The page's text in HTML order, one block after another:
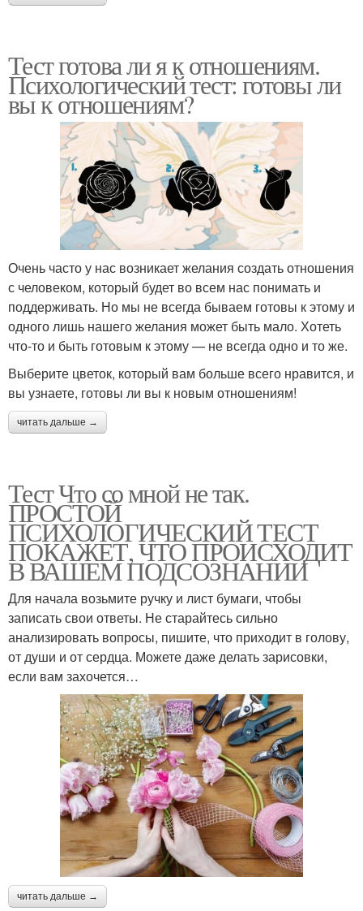
Тест готова ли я к отношениям.
Психологический тест: готовы ли
вы к отношениям?
Очень часто у нас возникает желания создать отношения
с человеком, который будет во всем нас понимать и
поддерживать. Но мы не всегда бываем готовы к этому и
одного лишь нашего желания может быть мало. Хотеть
что-то и быть готовым к этому — не всегда одно и то же.
Выберите цветок, который вам больше всего нравится, и
вы узнаете, готовы ли вы к новым отношениям!
читать дальше →
Тест Что со мной не так.
ПРОСТОЙ
ПСИХОЛОГИЧЕСКИЙ ТЕСТ
ПОКАЖЕТ, ЧТО ПРОИСХОДИТ
В ВАШЕМ ПОДСОЗНАНИИ
Для начала возьмите ручку и лист бумаги, чтобы
записать свои ответы. Не старайтесь сильно
анализировать вопросы, пишите, что приходит в голову,
от души и от сердца. Можете даже делать зарисовки,
если вам захочется…
читать дальше →